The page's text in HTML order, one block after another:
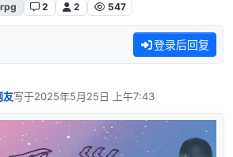
rpg 2 2 547
登录后回复
友写于2025年5月25日 上午7:43
最后由 编辑